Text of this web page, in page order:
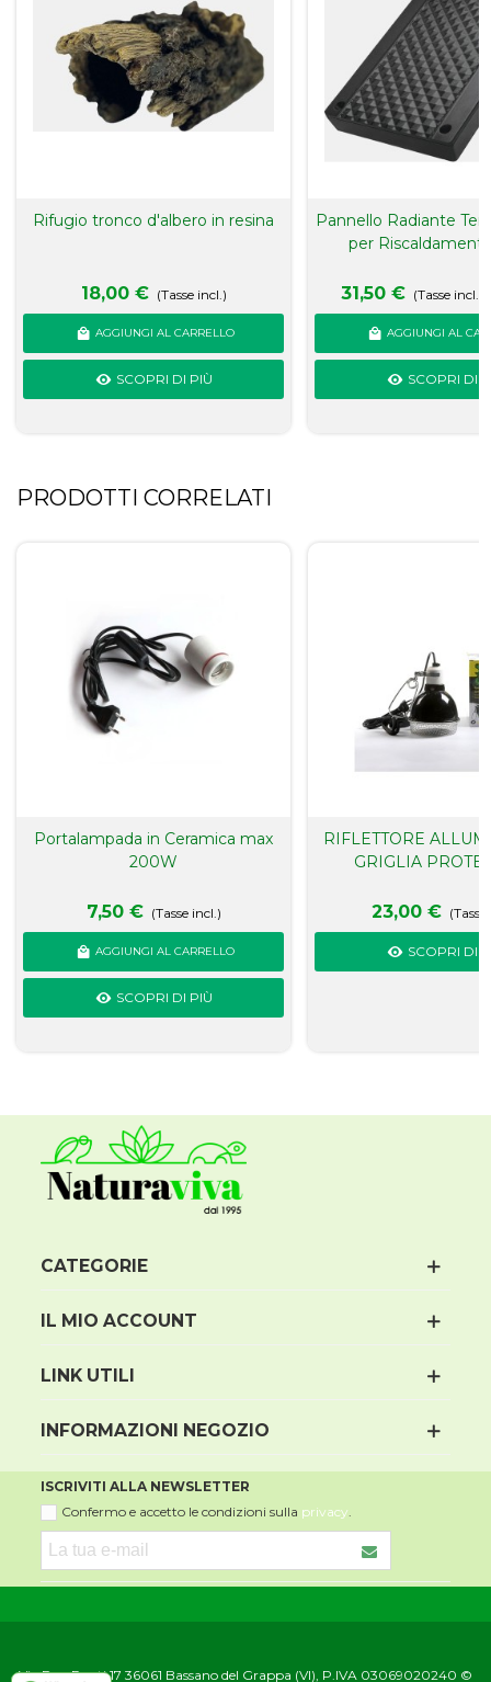
Rifugio tronco d'albero in resina
18,00 € (Tasse incl.)
AGGIUNGI AL CARRELLO
SCOPRI DI PIÙ
Pannello Radiante
per
31,50 € (Tasse incl.)
AGGIUNGI AL
SCOPRI DI
PRODOTTI CORRELATI
Portalampada in Ceramica max
200W
7,50 € (Tasse incl.)
AGGIUNGI AL CARRELLO
SCOPRI DI PIÙ
RIFLETTORE
GRIGLIA
23,00 €
SCOPRI DI
CATEGORIE
IL MIO ACCOUNT
LINK UTILI
INFORMAZIONI NEGOZIO
ISCRIVITI ALLA NEWSLETTER
Confermo e accetto le condizioni sulla privacy
Via Due Ponti 17 36061 Bassano del Grappa (VI), P.IVA 03069020240 ©